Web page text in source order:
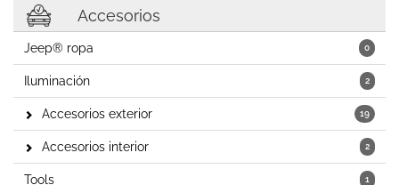
Accesorios
0
Jeep® ropa
2
Iluminación
19
Accesorios exterior
2
Accesorios interior
1
Tools